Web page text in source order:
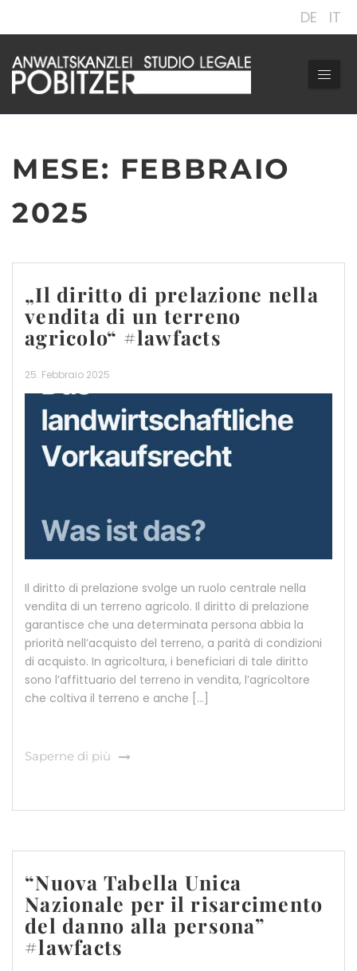
DE IT
MESE: FEBBRAIO
2025
„Il diritto di prelazione nella
vendita di un terreno
agricolo“ #lawfacts
25. Febbraio 2025
Il diritto di prelazione svolge un ruolo centrale nella
vendita di un terreno agricolo. Il diritto di prelazione
garantisce che una determinata persona abbia la
priorità nell’acquisto del terreno, a parità di condizioni
di acquisto. In agricoltura, i beneficiari di tale diritto
sono l’affittuario del terreno in vendita, l’agricoltore
che coltiva il terreno e anche […]
Saperne di più
“Nuova Tabella Unica
Nazionale per il risarcimento
del danno alla persona”
#lawfacts